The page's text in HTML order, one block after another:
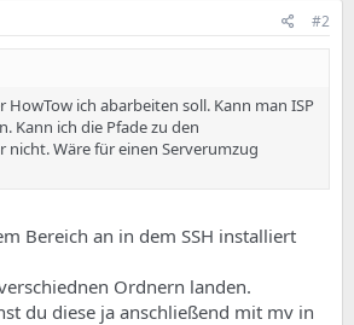
#2
ich abarbeiten soll. Kann man ISP
Kann ich die Pfade zu den
Wäre für einen Serverumzug
Bereich an in dem SSH installiert
Ordnern landen.
du diese ja anschließend mit mv in